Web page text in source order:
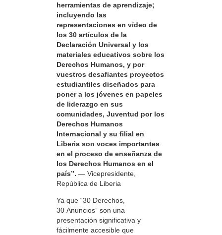
herramientas de aprendizaje;
incluyendo las
representaciones en vídeo de
los 30 artículos de la
Declaración Universal y los
materiales educativos sobre los
Derechos Humanos, y por
vuestros desafiantes proyectos
estudiantiles diseñados para
poner a los jóvenes en papeles
de liderazgo en sus
comunidades, Juventud por los
Derechos Humanos
Internacional y su filial en
Liberia son voces importantes
en el proceso de enseñanza de
los Derechos Humanos en el
país”. — Vicepresidente,
República de Liberia
Ya que “30 Derechos,
30 Anuncios” son una
presentación significativa y
fácilmente accesible que